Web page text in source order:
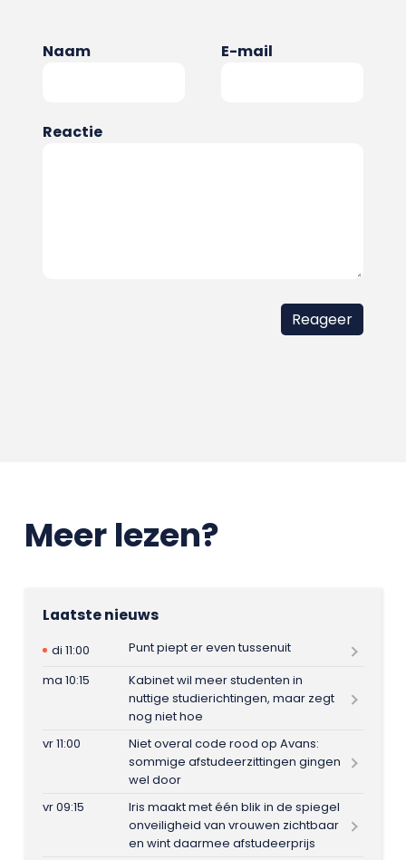
Naam E-mail
Reactie
Meer lezen?
Laatste nieuws
di 11:00
Punt piept er even tussenuit
ma 10:15
Kabinet wil meer studenten in
nuttige studierichtingen, maar zegt
nog niet hoe
vr 11:00
Niet overal code rood op Avans:
sommige afstudeerzittingen gingen
wel door
vr 09:15
Iris maakt met één blik in de spiegel
onveiligheid van vrouwen zichtbaar
en wint daarmee afstudeerprijs